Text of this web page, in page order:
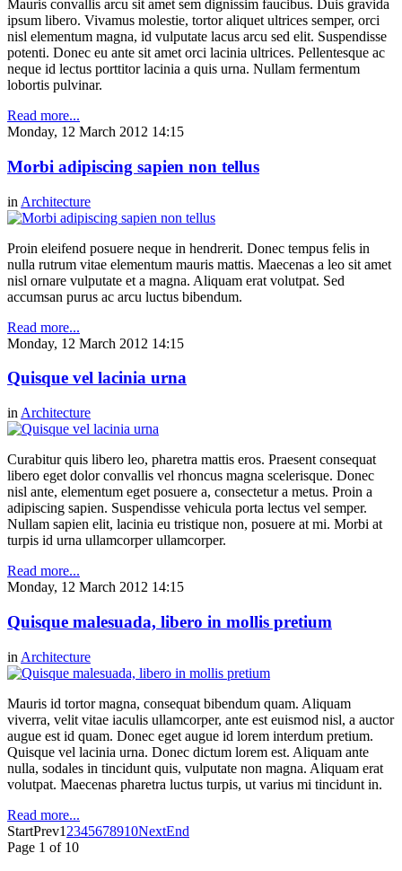
Mauris convallis arcu sit amet sem dignissim faucibus. Duis gravida
ipsum libero. Vivamus molestie, tortor aliquet ultrices semper, orci
nisl elementum magna, id vulputate lacus arcu sed elit. Suspendisse
potenti. Donec eu ante sit amet orci lacinia ultrices. Pellentesque ac
neque id lectus porttitor lacinia a quis urna. Nullam fermentum
lobortis pulvinar.
Read more...
Monday, 12 March 2012 14:15
Morbi adipiscing sapien non tellus
in Architecture
Proin eleifend posuere neque in hendrerit. Donec tempus felis in
nulla rutrum vitae elementum mauris mattis. Maecenas a leo sit amet
nisl ornare vulputate et a magna. Aliquam erat volutpat. Sed
accumsan purus ac arcu luctus bibendum.
Read more...
Monday, 12 March 2012 14:15
Quisque vel lacinia urna
in Architecture
Curabitur quis libero leo, pharetra mattis eros. Praesent consequat
libero eget dolor convallis vel rhoncus magna scelerisque. Donec
nisl ante, elementum eget posuere a, consectetur a metus. Proin a
adipiscing sapien. Suspendisse vehicula porta lectus vel semper.
Nullam sapien elit, lacinia eu tristique non, posuere at mi. Morbi at
turpis id urna ullamcorper ullamcorper.
Read more...
Monday, 12 March 2012 14:15
Quisque malesuada, libero in mollis pretium
in Architecture
Mauris id tortor magna, consequat bibendum quam. Aliquam
viverra, velit vitae iaculis ullamcorper, ante est euismod nisl, a auctor
augue est id quam. Donec eget augue id lorem interdum pretium.
Quisque vel lacinia urna. Donec dictum lorem est. Aliquam ante
nulla, sodales in tincidunt quis, vulputate non magna. Aliquam erat
volutpat. Maecenas pharetra luctus turpis, ut varius mi tincidunt in.
Read more...
StartPrev1 2345678910NextEnd
Page 1 of 10